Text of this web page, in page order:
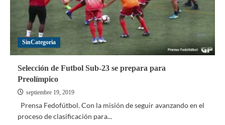
a
Estrella
como
su
presidente
SinCategoria
Selección de Futbol Sub-23 se prepara para
Preolímpico
septiembre 19, 2019
Prensa Fedofútbol. Con la misión de seguir avanzando en el
proceso de clasificación para...